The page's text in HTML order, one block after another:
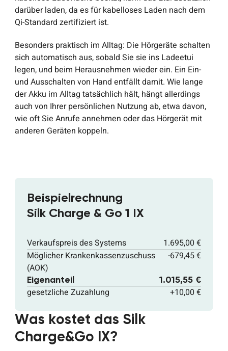
darüber laden, da es für kabelloses Laden nach dem
Qi-Standard zertifiziert ist.
Besonders praktisch im Alltag: Die Hörgeräte schalten
sich automatisch aus, sobald Sie sie ins Ladeetui
legen, und beim Herausnehmen wieder ein. Ein Ein-
und Ausschalten von Hand entfällt damit. Wie lange
der Akku im Alltag tatsächlich hält, hängt allerdings
auch von Ihrer persönlichen Nutzung ab, etwa davon,
wie oft Sie Anrufe annehmen oder das Hörgerät mit
anderen Geräten koppeln.
Beispielrechnung
Silk Charge & Go 1 IX
Verkaufspreis des Systems
1.695,00 €
Möglicher Krankenkassenzuschuss
(AOK)
-679,45 €
Eigenanteil 1.015,55 €
gesetzliche Zuzahlung +10,00 €
Was kostet das Silk
Charge&Go IX?